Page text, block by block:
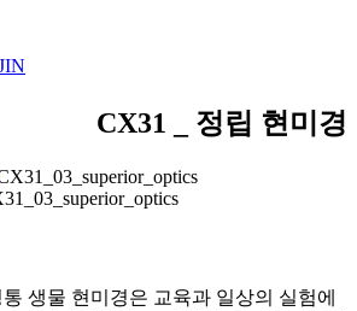
CX31 _ 정립 현미경
생물 현미경은 교육과 일상의 실험에